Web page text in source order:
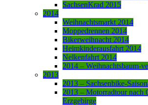
SachsenKrad 2015
2014
Weihnachtsmarkt 2014
Moppedrennen 2014
Bikerweihnacht 2014
Heimkinderausfahrt 2014
Nelkenfahrt 2014
2014 – Weihnachtsbaum-
2013
2013 – Sachsenbike-
2013 – Motorradtour nach
Erzgebirge